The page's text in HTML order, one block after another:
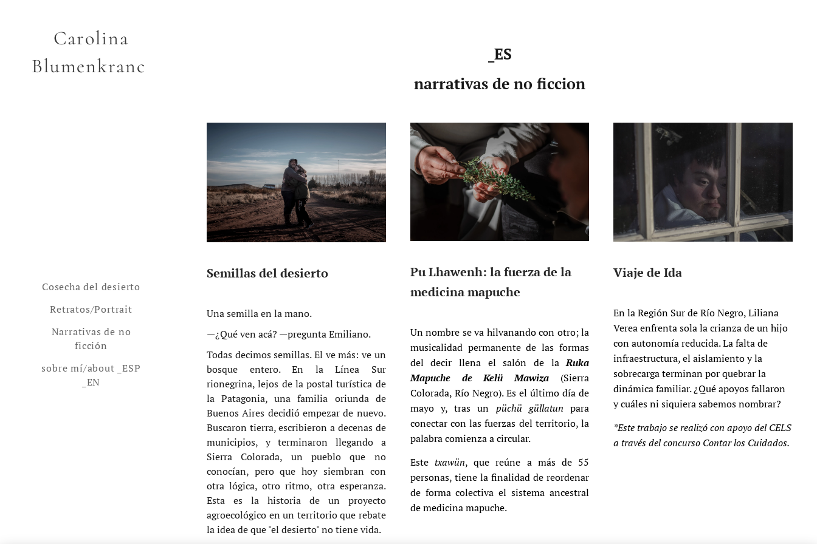
Carolina
Blumenkranc
Cosecha del desierto
Retratos/Portrait
Narrativas de no
ficción
sobre mí/about _ESP
_EN
_ES
narrativas de no ficcion
Semillas del desierto
Una semilla en la mano.
—¿Qué ven acá? —pregunta Emiliano.
Todas decimos semillas. El ve más: ve un
bosque entero. En la Línea Sur
rionegrina, lejos de la postal turística de
la Patagonia, una familia oriunda de
Buenos Aires decidió empezar de nuevo.
Buscaron tierra, escribieron a decenas de
municipios, y terminaron llegando a
Sierra Colorada, un pueblo que no
conocían, pero que hoy siembran con
otra lógica, otro ritmo, otra esperanza.
Esta es la historia de un proyecto
agroecológico en un territorio que rebate
la idea de que "el desierto" no tiene vida.
Pu Lhawenh: la fuerza de la
medicina mapuche
Un nombre se va hilvanando con otro; la
musicalidad permanente de las formas
del decir llena el salón de laRuka
Mapuche de Kelü Mawiza (Sierra
Colorada, Río Negro). Es el último día de
mayo y, tras un püchü güllatun para
conectar con las fuerzas del territorio, la
palabra comienza a circular.
Este txawün, que reúne a más de 55
personas, tiene la finalidad de reordenar
de forma colectiva el sistema ancestral
de medicina mapuche.
Viaje de Ida
En la Región Sur de Río Negro, Liliana
Verea enfrenta sola la crianza de un hijo
con autonomía reducida. La falta de
infraestructura, el aislamiento y la
sobrecarga terminan por quebrar la
dinámica familiar. ¿Qué apoyos fallaron
y cuáles ni siquiera sabemos nombrar?
*Este trabajo se realizó con apoyo del CELS
a través del concurso Contar los Cuidados.